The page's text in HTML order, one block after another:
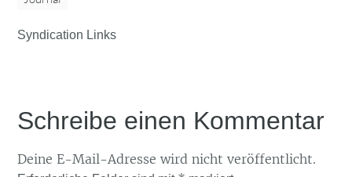
Syndication Links
Schreibe einen Kommentar
Deine E-Mail-Adresse wird nicht veröffentlicht.